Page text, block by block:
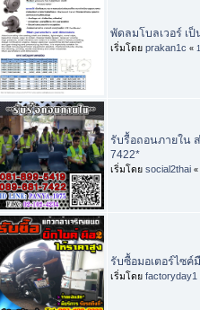
พัดลมโบลเวอร์ เ
เริ่มโดย prakan1c « 1
รับรื้อถอนภายใน
7422*
เริ่มโดย social2thai «
รับซื้อมอเตอร์ไซ
เริ่มโดย factoryday1